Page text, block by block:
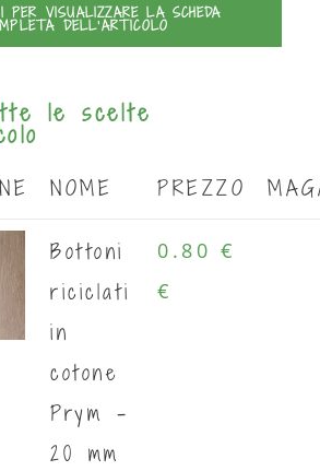
PER VISUALIZZARE LA SCHEDA
DELL'ARTICOLO
le scelte
NOME PREZZO
Bottoni
riciclati
in
cotone
Prym -
20 mm
0.80 €
€